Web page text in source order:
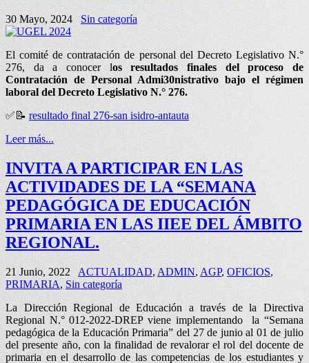
30 Mayo, 2024 Sin categoría
El comité de contratación de personal del Decreto Legislativo N.°
276, da a conocer los resultados finales del proceso de
Contratación de Personal Admi30nistrativo bajo el régimen
laboral del Decreto Legislativo N.° 276.
✅📝resultado final 276-san isidro-antauta
Leer más...
INVITA A PARTICIPAR EN LAS
ACTIVIDADES DE LA “SEMANA
PEDAGÓGICA DE EDUCACIÓN
PRIMARIA EN LAS IIEE DEL ÁMBITO
REGIONAL.
21 Junio, 2022 ACTUALIDAD, ADMIN, AGP,OFICIOS,
PRIMARIA,Sin categoría
La Dirección Regional de Educación a través de la Directiva
Regional N.° 012-2022-DREP viene implementando la “Semana
pedagógica de la Educación Primaria” del 27 de junio al 01 de julio
del presente año, con la finalidad de revalorar el rol del docente de
primaria en el desarrollo de las competencias de los estudiantes y